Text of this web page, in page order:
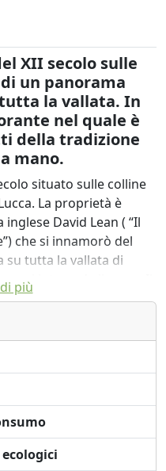
XII secolo sulle
un panorama
la vallata. In
nel quale è
della tradizione
mano.
situato sulle colline
La proprietà è
David Lean ( “Il
che si innamorò del
su tutta la vallata di
si intravede il mare. Il
10 persone e
gruppo che
sono a
i clienti
o in fuoristrada alla
dintorni. In loco è
previa prenotazione, è
locale e i
vincitori di
più